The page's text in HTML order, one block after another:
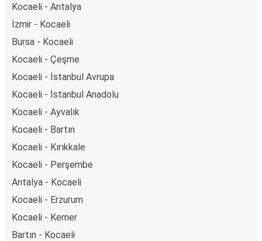
Kocaeli - Antalya
İzmir - Kocaeli
Bursa - Kocaeli
Kocaeli - Çeşme
Kocaeli - İstanbul Avrupa
Kocaeli - İstanbul Anadolu
Kocaeli - Ayvalık
Kocaeli - Bartın
Kocaeli - Kırıkkale
Kocaeli - Perşembe
Antalya - Kocaeli
Kocaeli - Erzurum
Kocaeli - Kemer
Bartın - Kocaeli